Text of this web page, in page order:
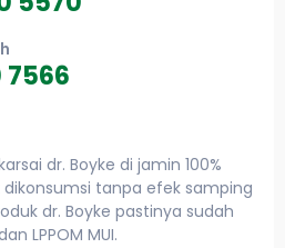
7566
dr. Boyke di jamin 100%
tanpa efek samping
dr. Boyke pastinya sudah
LPPOM MUI.